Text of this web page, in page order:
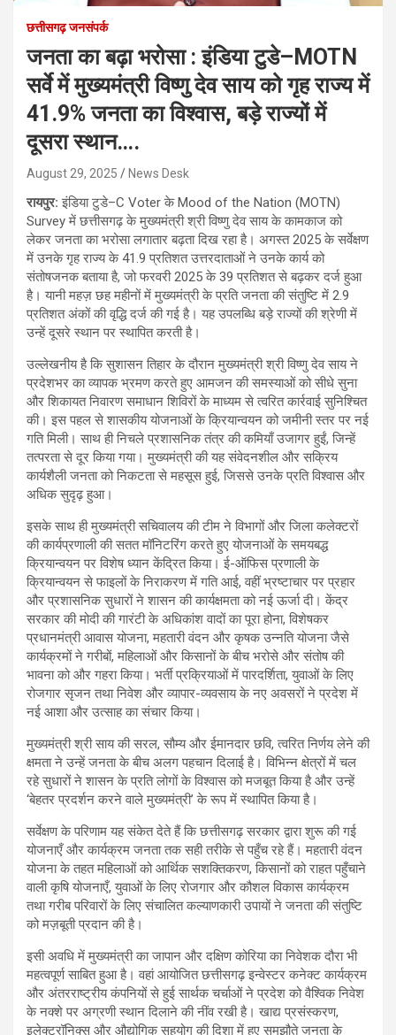
छत्तीसगढ़ जनसंपर्क
जनता का बढ़ा भरोसा : इंडिया टुडे–MOTN
सर्वे में मुख्यमंत्री विष्णु देव साय को गृह राज्य में
41.9% जनता का विश्वास, बड़े राज्यों में
दूसरा स्थान….
August 29, 2025 News Desk
रायपुर:इंडिया टुडे–C Voter के Mood of the Nation (MOTN)
Survey में छत्तीसगढ़ के मुख्यमंत्री श्री विष्णु देव साय के कामकाज को
लेकर जनता का भरोसा लगातार बढ़ता दिख रहा है। अगस्त 2025 के सर्वेक्षण
में उनके गृह राज्य के 41.9 प्रतिशत उत्तरदाताओं ने उनके कार्य को
संतोषजनक बताया है, जो फरवरी 2025 के 39 प्रतिशत से बढ़कर दर्ज हुआ
है। यानी महज़ छह महीनों में मुख्यमंत्री के प्रति जनता की संतुष्टि में 2.9
प्रतिशत अंकों की वृद्धि दर्ज की गई है। यह उपलब्धि बड़े राज्यों की श्रेणी में
उन्हें दूसरे स्थान पर स्थापित करती है।
उल्लेखनीय है कि सुशासन तिहार के दौरान मुख्यमंत्री श्री विष्णु देव साय ने
प्रदेशभर का व्यापक भ्रमण करते हुए आमजन की समस्याओं को सीधे सुना
और शिकायत निवारण समाधान शिविरों के माध्यम से त्वरित कार्रवाई सुनिश्चित
की। इस पहल से शासकीय योजनाओं के क्रियान्वयन को जमीनी स्तर पर नई
गति मिली। साथ ही निचले प्रशासनिक तंत्र की कमियाँ उजागर हुईं, जिन्हें
तत्परता से दूर किया गया। मुख्यमंत्री की यह संवेदनशील और सक्रिय
कार्यशैली जनता को निकटता से महसूस हुई, जिससे उनके प्रति विश्वास और
अधिक सुदृढ़ हुआ।
इसके साथ ही मुख्यमंत्री सचिवालय की टीम ने विभागों और जिला कलेक्टरों
की कार्यप्रणाली की सतत मॉनिटरिंग करते हुए योजनाओं के समयबद्ध
क्रियान्वयन पर विशेष ध्यान केंद्रित किया। ई-ऑफिस प्रणाली के
क्रियान्वयन से फाइलों के निराकरण में गति आई, वहीं भ्रष्टाचार पर प्रहार
और प्रशासनिक सुधारों ने शासन की कार्यक्षमता को नई ऊर्जा दी। केंद्र
सरकार की मोदी की गारंटी के अधिकांश वादों का पूरा होना, विशेषकर
प्रधानमंत्री आवास योजना, महतारी वंदन और कृषक उन्नति योजना जैसे
कार्यक्रमों ने गरीबों, महिलाओं और किसानों के बीच भरोसे और संतोष की
भावना को और गहरा किया। भर्ती प्रक्रियाओं में पारदर्शिता, युवाओं के लिए
रोजगार सृजन तथा निवेश और व्यापार-व्यवसाय के नए अवसरों ने प्रदेश में
नई आशा और उत्साह का संचार किया।
मुख्यमंत्री श्री साय की सरल, सौम्य और ईमानदार छवि, त्वरित निर्णय लेने की
क्षमता ने उन्हें जनता के बीच अलग पहचान दिलाई है। विभिन्न क्षेत्रों में चल
रहे सुधारों ने शासन के प्रति लोगों के विश्वास को मजबूत किया है और उन्हें
‘बेहतर प्रदर्शन करने वाले मुख्यमंत्री’ के रूप में स्थापित किया है।
सर्वेक्षण के परिणाम यह संकेत देते हैं कि छत्तीसगढ़ सरकार द्वारा शुरू की गई
योजनाएँ और कार्यक्रम जनता तक सही तरीके से पहुँच रहे हैं। महतारी वंदन
योजना के तहत महिलाओं को आर्थिक सशक्तिकरण, किसानों को राहत पहुँचाने
वाली कृषि योजनाएँ, युवाओं के लिए रोजगार और कौशल विकास कार्यक्रम
तथा गरीब परिवारों के लिए संचालित कल्याणकारी उपायों ने जनता की संतुष्टि
को मज़बूती प्रदान की है।
इसी अवधि में मुख्यमंत्री का जापान और दक्षिण कोरिया का निवेशक दौरा भी
महत्वपूर्ण साबित हुआ है। वहां आयोजित छत्तीसगढ़ इन्वेस्टर कनेक्ट कार्यक्रम
और अंतरराष्ट्रीय कंपनियों से हुई सार्थक चर्चाओं ने प्रदेश को वैश्विक निवेश
के नक्शे पर अग्रणी स्थान दिलाने की नींव रखी है। खाद्य प्रसंस्करण,
इलेक्ट्रॉनिक्स और औद्योगिक सहयोग की दिशा में हुए समझौते जनता के